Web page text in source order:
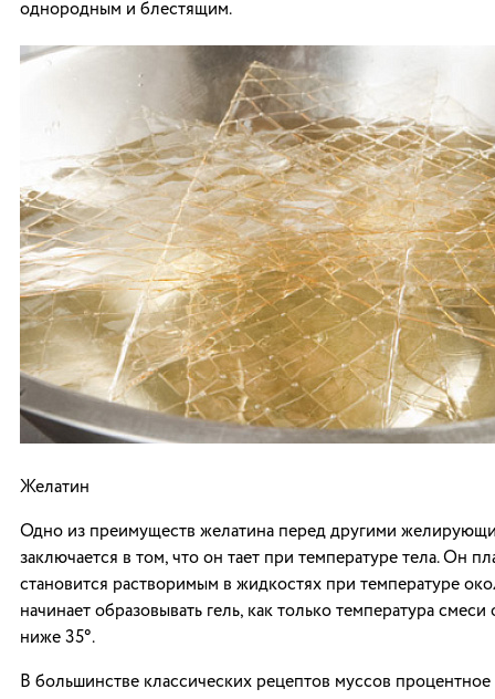
однородным и блестящим.
Желатин
Одно из преимуществ желатина перед другими
заключается в том, что он тает при температуре тела. Он
становится растворимым в жидкостях при температуре
начинает образовывать гель, как только температура смеси
ниже 35°.
В большинстве классических рецептов муссов